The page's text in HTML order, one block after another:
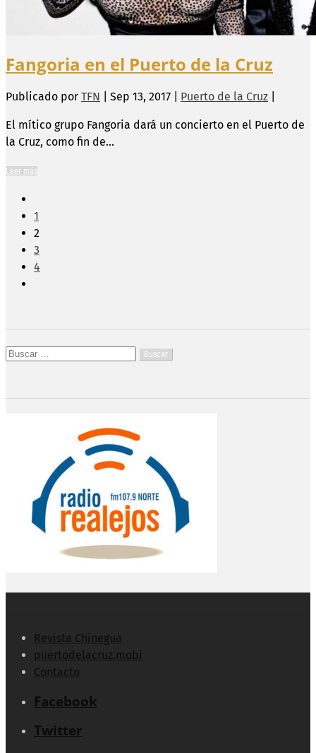
Fangoria en el Puerto de la Cruz
Publicado por TFN Sep 13, 2017 Puerto de la Cruz
El mítico grupo Fangoria dará un concierto en el Puerto de
la Cruz, como fin de...
Leer más
1
2
3
4
Buscar:
Revista Chinegua
puertodelacruz.mobi
Contacto
Facebook
Twitter